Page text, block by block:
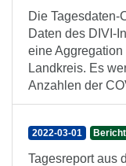
Die Tagesdaten-
Daten des DIVI-
eine
Landkreis. Es
Anzahlen der
2022-03-01
Tagesreport aus